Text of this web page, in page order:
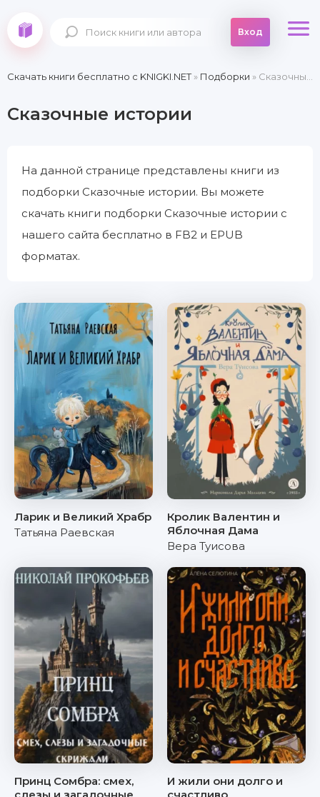
Вход
Скачать книги бесплатно c KNIGKI.NET» Подборки » Сказочные истории
Сказочные истории
На данной странице представлены книги из
подборки Сказочные истории. Вы можете
скачать книги подборки Сказочные истории с
нашего сайта бесплатно в FB2 и EPUB
форматах.
Ларик и Великий Храбр
Татьяна Раевская
Кролик Валентин и
Яблочная Дама
Вера Туисова
Принц Сомбра: смех,
И жили они долго и